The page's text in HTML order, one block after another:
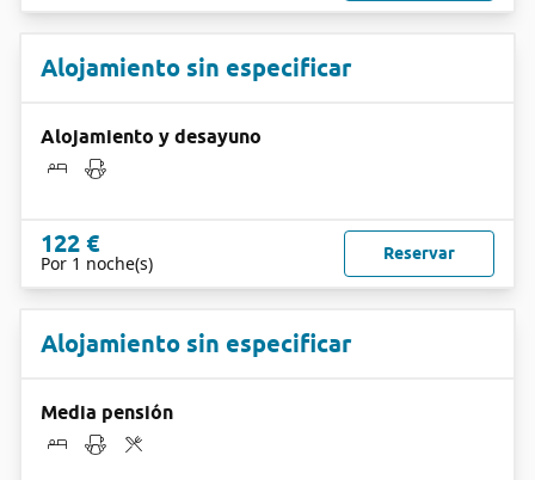
Alojamiento sin especificar
Alojamiento y desayuno
122 €
Por 1 noche(s) Reservar
Alojamiento sin especificar
Media pensión